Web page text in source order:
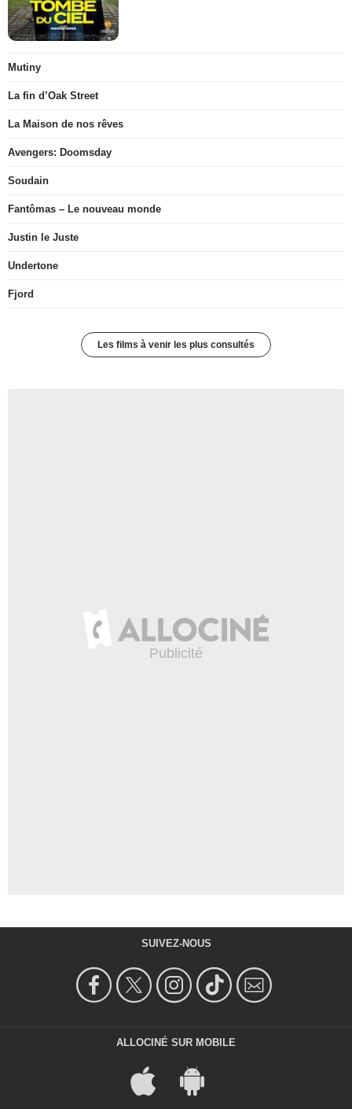
Mutiny
La fin d’Oak Street
La Maison de nos rêves
Avengers: Doomsday
Soudain
Fantômas – Le nouveau monde
Justin le Juste
Undertone
Fjord
Les films à venir les plus consultés
SUIVEZ-NOUS
ALLOCINÉ SUR MOBILE